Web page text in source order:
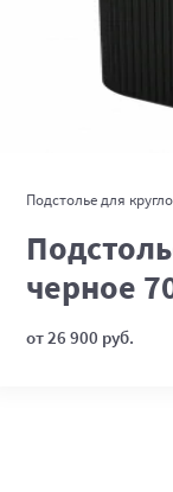
Подстолье для
черное
от 26 900 руб.